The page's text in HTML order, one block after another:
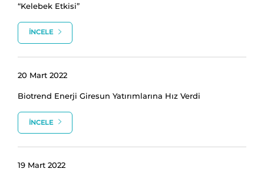
“Kelebek Etkisi”
İNCELE
20 Mart 2022
Biotrend Enerji Giresun Yatırımlarına Hız Verdi
İNCELE
19 Mart 2022